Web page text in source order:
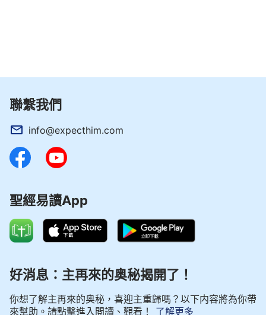
聯繫我們
info@expecthim.com
聖經易讀App
好消息：主再來的奥秘揭開了！
你想了解主再來的奥秘，喜迎主重歸嗎？以下内容將為你帶
來幫助。請點擊進入閲讀、觀看！
了解更多